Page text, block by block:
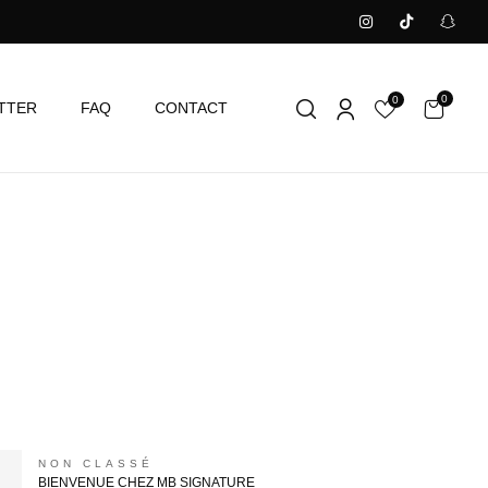
FAQ CONTACT 0 0
NON CLASSÉ
BIENVENUE CHEZ MB SIGNATURE